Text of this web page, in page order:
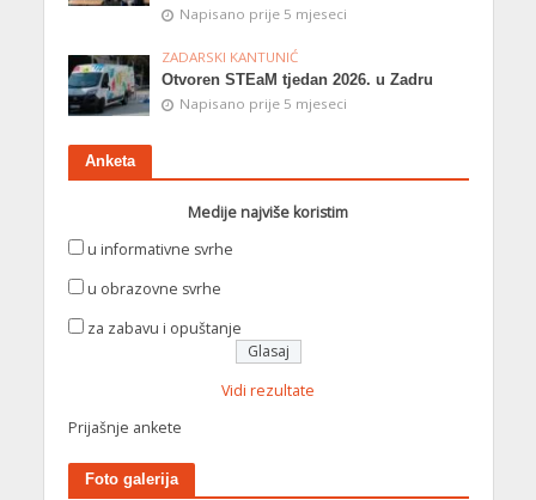
Napisano prije 5 mjeseci
ZADARSKI KANTUNIĆ
Otvoren STEaM tjedan 2026. u Zadru
Napisano prije 5 mjeseci
Anketa
Medije najviše koristim
u informativne svrhe
u obrazovne svrhe
za zabavu i opuštanje
Vidi rezultate
Prijašnje ankete
Foto galerija